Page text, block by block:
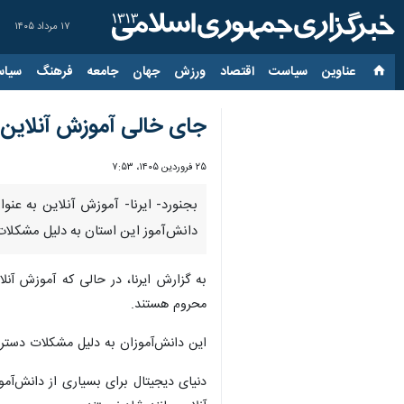
۱۷ مرداد ۱۴۰۵
عناوین‌ سیاست اقتصاد ورزش جهان جامعه فرهنگ
جای خالی آموزش آنلاین در زندگی ۳۰ هزار
۲۵ فروردین ۱۴۰۵، ۷:۵۳